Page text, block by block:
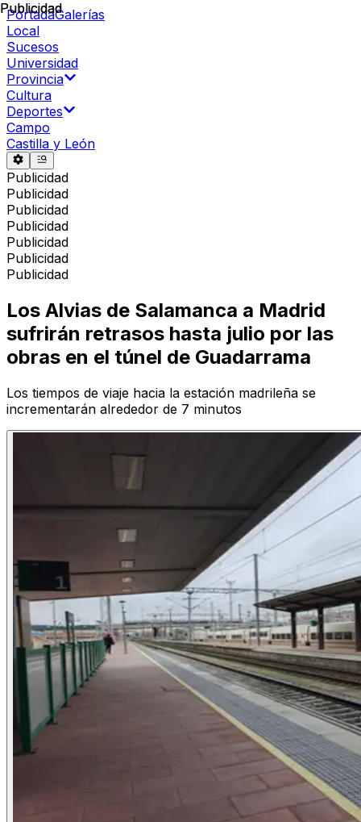
PortadaGalerías
Local
Sucesos
Universidad
Provincia
Cultura
Deportes
Campo
Castilla y León
Publicidad
Publicidad
Publicidad
Publicidad
Publicidad
Publicidad
Publicidad
Publicidad
Los Alvias de Salamanca a Madrid
sufrirán retrasos hasta julio por las
obras en el túnel de Guadarrama
Los tiempos de viaje hacia la estación madrileña se
incrementarán alrededor de 7 minutos
Publicidad